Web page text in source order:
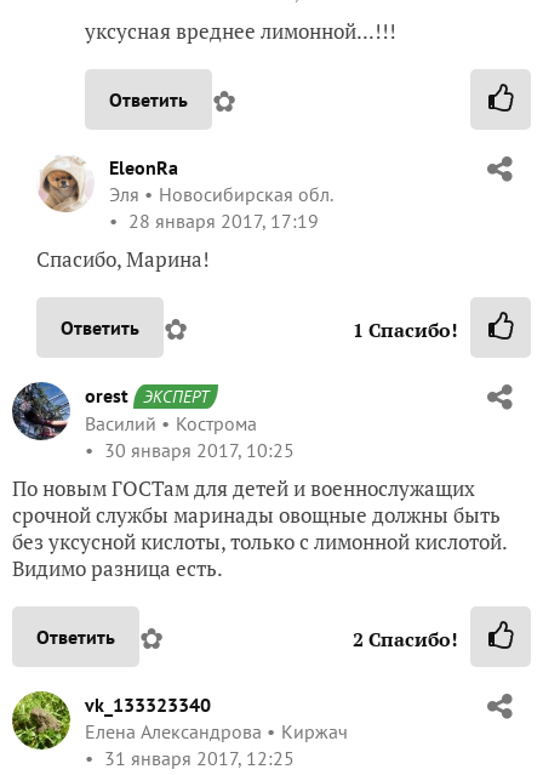
уксусная вреднее лимонной...!!!
Ответить ✿
EleonRa
Эля
Новосибирская обл.
28 января 2017, 17:19
Спасибо, Марина!
Ответить ✿ 1 Спасибо!
orest ЭКСПЕРТ
Василий
Кострома
30 января 2017, 10:25
По новым ГОСТам для детей и военнослужащих
срочной службы маринады овощные должны быть
без уксусной кислоты, только с лимонной кислотой.
Видимо разница есть.
Ответить ✿ 2 Спасибо!
vk_133323340
Елена Александрова
Киржач
31 января 2017, 12:25